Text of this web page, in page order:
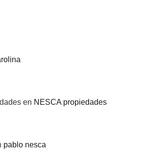
en NESCA propiedades
pablo nesca